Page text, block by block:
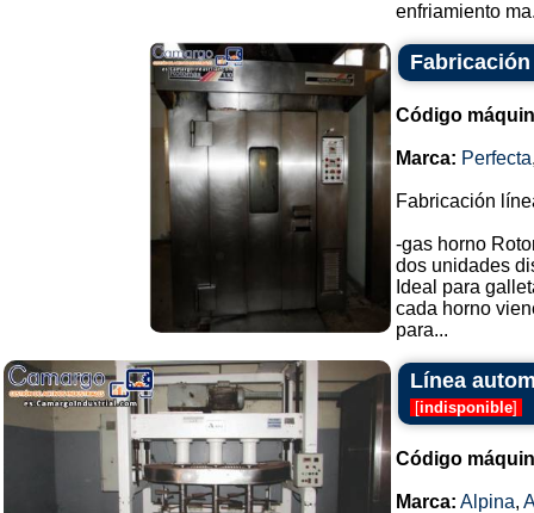
enfriamiento
Código
Marca: Perfecta
Fabricación
-gas horno
dos unidades
Ideal para
cada horno
para...
Línea
[indisponible]
Código
Marca: Alpina,